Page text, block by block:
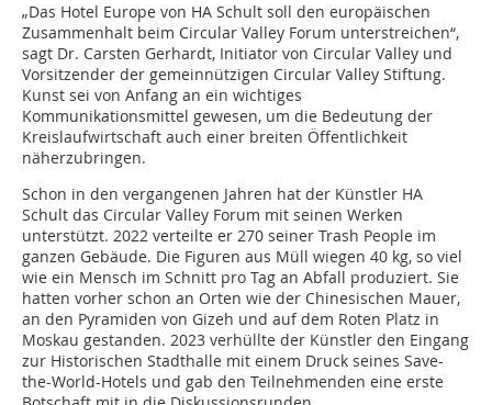
„Das Hotel Europe von HA Schult soll den europäischen
Zusammenhalt beim Circular Valley Forum unterstreichen“,
sagt Dr. Carsten Gerhardt, Initiator von Circular Valley und
Vorsitzender der gemeinnützigen Circular Valley Stiftung.
Kunst sei von Anfang an ein wichtiges
Kommunikationsmittel gewesen, um die Bedeutung der
Kreislaufwirtschaft auch einer breiten Öffentlichkeit
näherzubringen.
Schon in den vergangenen Jahren hat der Künstler HA
Schult das Circular Valley Forum mit seinen Werken
unterstützt. 2022 verteilte er 270 seiner Trash People im
ganzen Gebäude. Die Figuren aus Müll wiegen 40 kg, so viel
wie ein Mensch im Schnitt pro Tag an Abfall produziert. Sie
hatten vorher schon an Orten wie der Chinesischen Mauer,
an den Pyramiden von Gizeh und auf dem Roten Platz in
Moskau gestanden. 2023 verhüllte der Künstler den Eingang
zur Historischen Stadthalle mit einem Druck seines Save-
the-World-Hotels und gab den Teilnehmenden eine erste